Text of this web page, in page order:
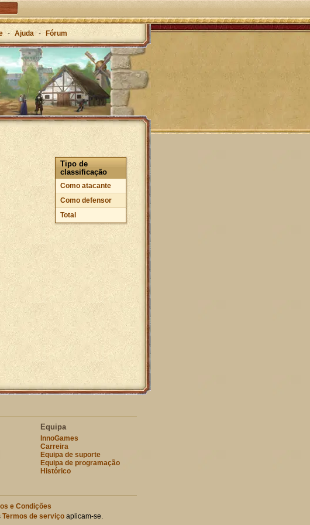
- Ajuda - Fórum
Tipo de
classificação
Como atacante
Como defensor
Total
Equipa
InnoGames
Carreira
Equipa de suporte
Equipa de programação
Histórico
e Condições
Termos de serviçoaplicam-se.